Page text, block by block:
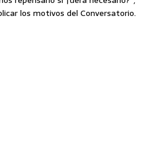
los motivos del Conversatorio.